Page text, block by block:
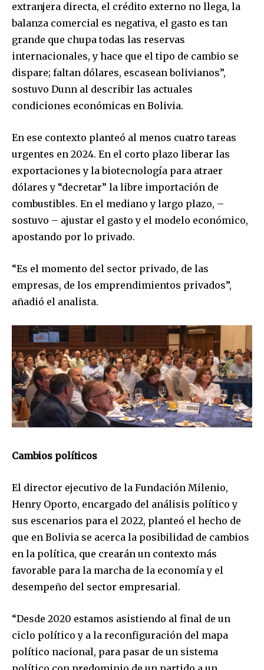
extranjera directa, el crédito externo no llega, la
balanza comercial es negativa, el gasto es tan
grande que chupa todas las reservas
internacionales, y hace que el tipo de cambio se
dispare; faltan dólares, escasean bolivianos”,
sostuvo Dunn al describir las actuales
condiciones económicas en Bolivia.
En ese contexto planteó al menos cuatro tareas
urgentes en 2024. En el corto plazo liberar las
exportaciones y la biotecnología para atraer
dólares y “decretar” la libre importación de
combustibles. En el mediano y largo plazo, –
sostuvo – ajustar el gasto y el modelo económico,
apostando por lo privado.
“Es el momento del sector privado, de las
empresas, de los emprendimientos privados”,
añadió el analista.
Cambios políticos
El director ejecutivo de la Fundación Milenio,
Henry Oporto, encargado del análisis político y
sus escenarios para el 2022, planteó el hecho de
que en Bolivia se acerca la posibilidad de cambios
en la política, que crearán un contexto más
favorable para la marcha de la economía y el
desempeño del sector empresarial.
“Desde 2020 estamos asistiendo al final de un
ciclo político y a la reconfiguración del mapa
político nacional, para pasar de un sistema